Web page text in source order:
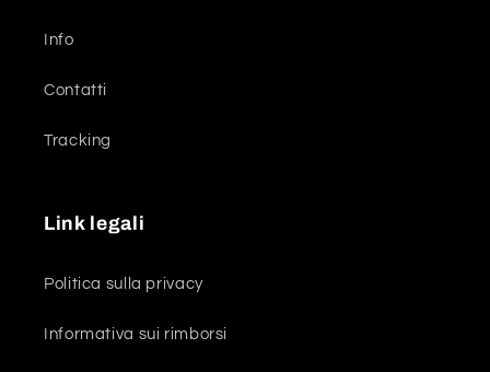
Info
Contatti
Tracking
Link legali
Politica sulla privacy
Informativa sui rimborsi